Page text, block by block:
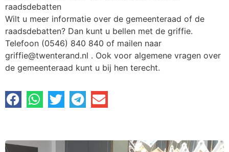
raadsdebatten
Wilt u meer informatie over de gemeenteraad of de
raadsdebatten? Dan kunt u bellen met de griffie.
Telefoon (0546) 840 840 of mailen naar
griffie@twenterand.nl . Ook voor algemene vragen over
de gemeenteraad kunt u bij hen terecht.